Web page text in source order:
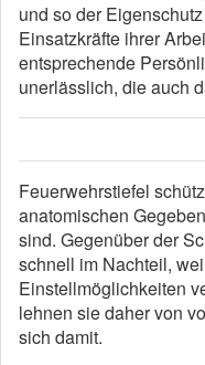
und so der
Einsatzkräfte ihrer
entsprechende
unerlässlich, die auch
Feuerwehrstiefel
anatomischen
sind. Gegenüber der
schnell im Nachteil,
Einstellmöglichkeiten
lehnen sie daher von
sich damit.